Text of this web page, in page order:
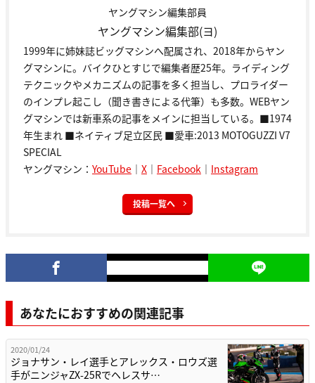
ヤングマシン編集部員
ヤングマシン編集部(ヨ)
1999年に姉妹誌ビッグマシンへ配属され、2018年からヤン
グマシンに。バイクひとすじで編集者歴25年。ライディング
テクニックやメカニズムの記事を多く担当し、プロライダー
のインプレ起こし（聞き書きによる代筆）も多数。WEBヤン
グマシンでは新車系の記事をメインに担当している。■1974
年生まれ ■ネイティブ足立区民 ■愛車:2013 MOTOGUZZI V7
SPECIAL
ヤングマシン： YouTube ｜ X ｜ Facebook ｜ Instagram
投稿一覧へ
あなたにおすすめの関連記事
2020/01/24
ジョナサン・レイ選手とアレックス・ロウズ選
手がニンジャZX-25Rでヘレスサ…